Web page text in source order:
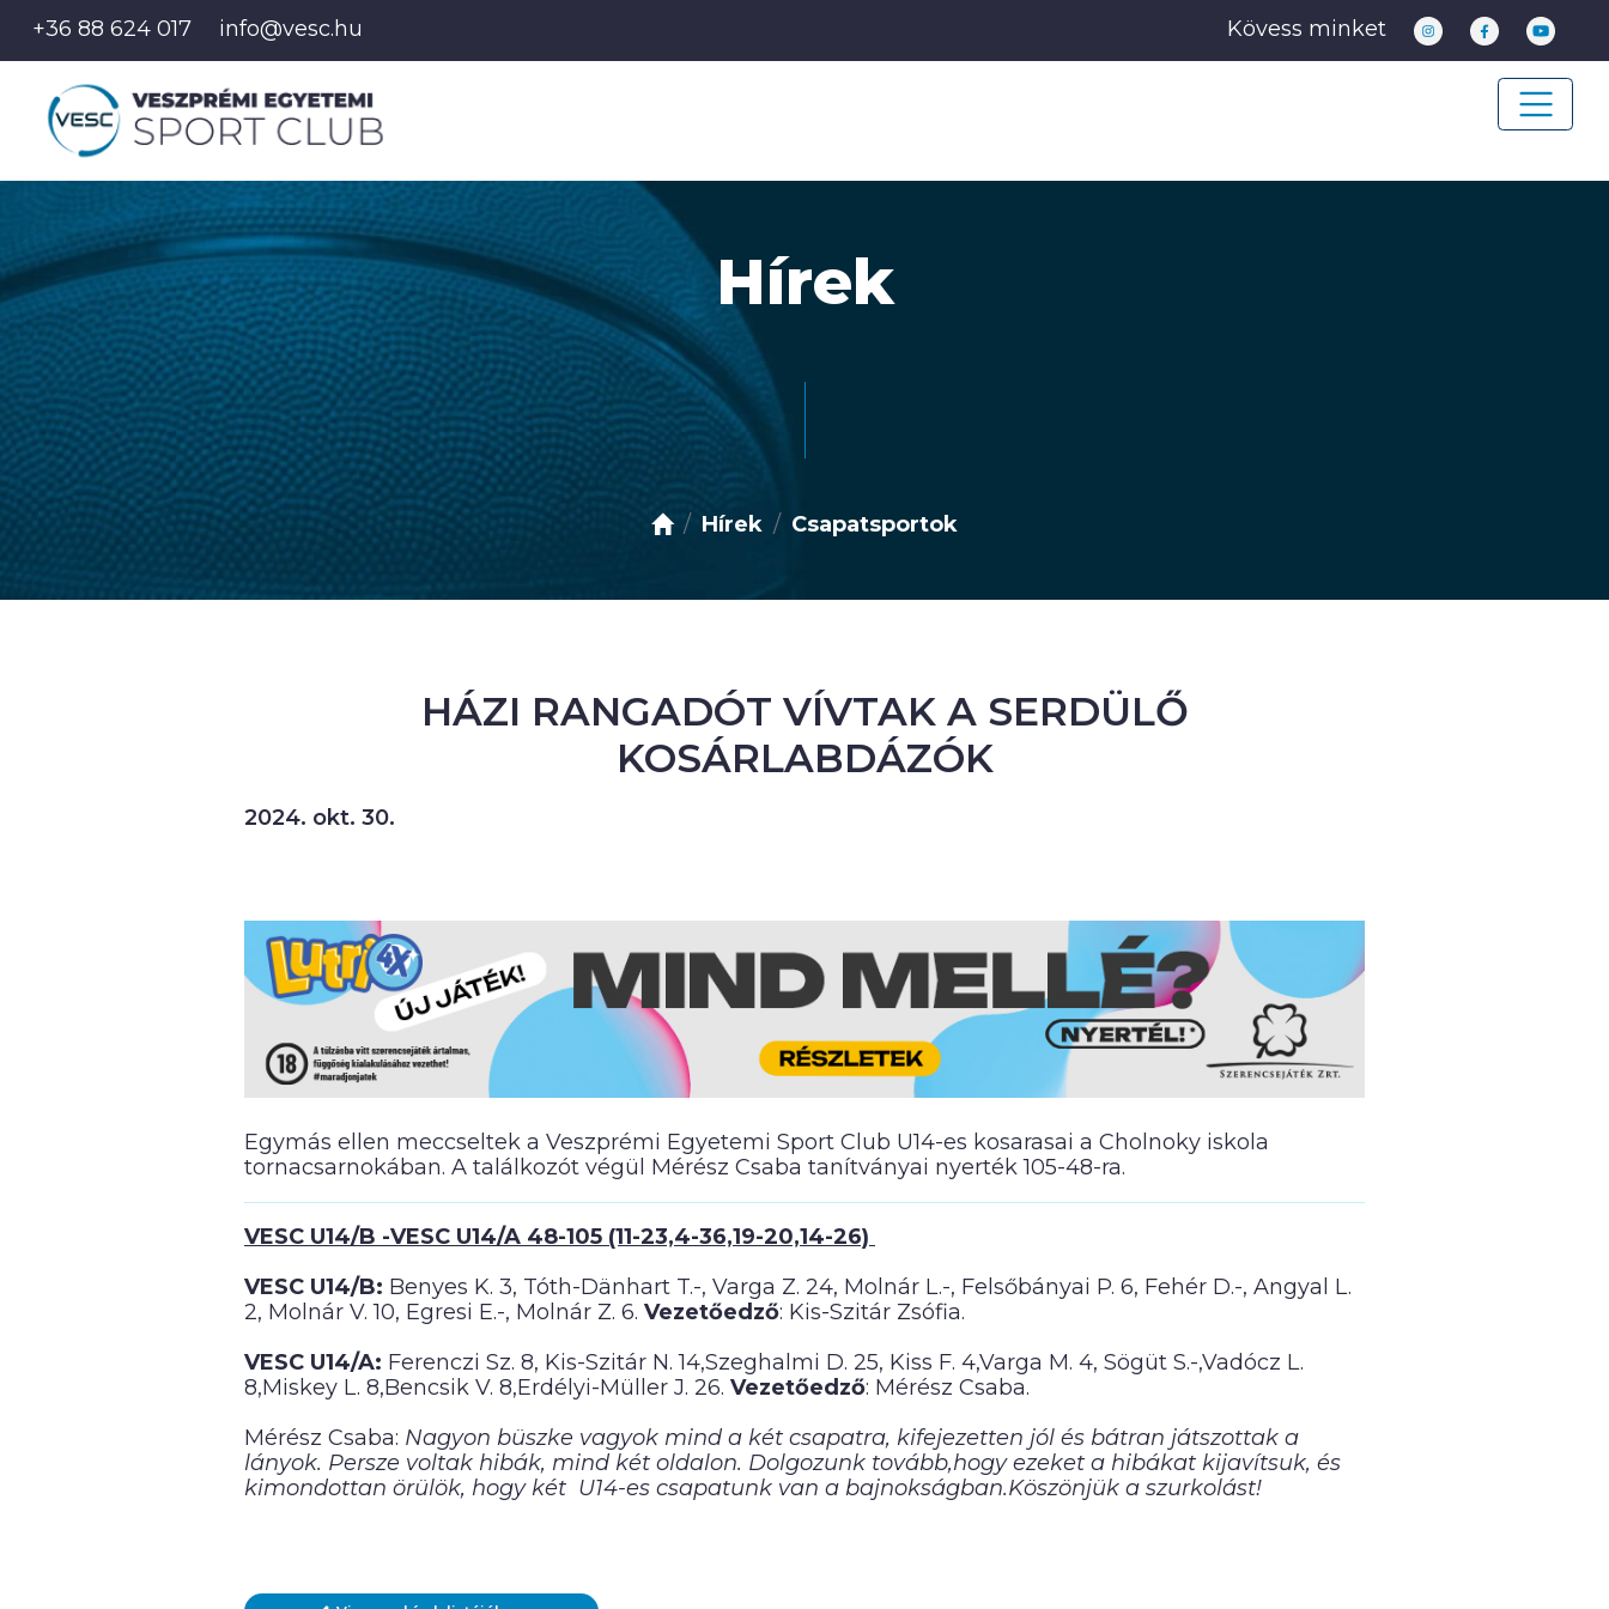
+36 88 624 017 info@vesc.hu Kövess minket
Hírek
Hírek Csapatsportok
HÁZI RANGADÓT VÍVTAK A SERDÜLŐ
KOSÁRLABDÁZÓK
2024. okt. 30.
Egymás ellen meccseltek a Veszprémi Egyetemi Sport Club U14-es kosarasai a Cholnoky iskola
tornacsarnokában. A találkozót végül Mérész Csaba tanítványai nyerték 105-48-ra.
VESC U14/B -VESC U14/A 48-105 (11-23,4-36,19-20,14-26)
VESC U14/B: Benyes K. 3, Tóth-Dänhart T.-, Varga Z. 24, Molnár L.-, Felsőbányai P. 6, Fehér D.-, Angyal L.
2, Molnár V. 10, Egresi E.-, Molnár Z. 6. Vezetőedző: Kis-Szitár Zsófia.
VESC U14/A: Ferenczi Sz. 8, Kis-Szitár N. 14,Szeghalmi D. 25, Kiss F. 4,Varga M. 4, Sögüt S.-,Vadócz L.
8,Miskey L. 8,Bencsik V. 8,Erdélyi-Müller J. 26. Vezetőedző: Mérész Csaba.
Mérész Csaba: Nagyon büszke vagyok mind a két csapatra, kifejezetten jól és bátran játszottak a
lányok. Persze voltak hibák, mind két oldalon. Dolgozunk tovább,hogy ezeket a hibákat kijavítsuk, és
kimondottan örülök, hogy két U14-es csapatunk van a bajnokságban.Köszönjük a szurkolást!